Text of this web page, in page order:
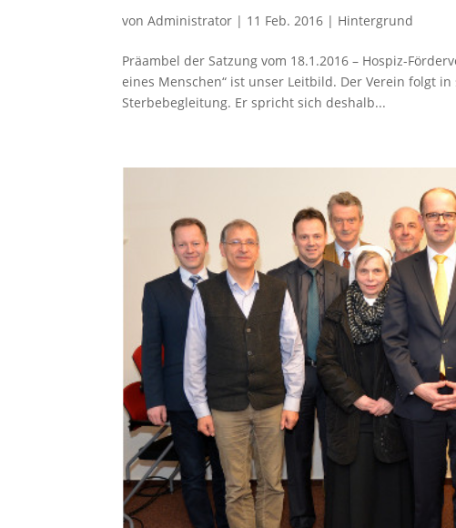
vonAdministrator | 11 Feb. 2016 | Hintergrund
Präambel der Satzung vom 18.1.2016 – Hospiz-
eines Menschen“ ist unser Leitbild. Der Verein folgt
Sterbebegleitung. Er spricht sich deshalb...